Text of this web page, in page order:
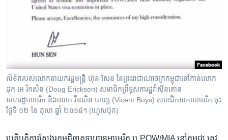
លិខិត​របស់​លោក​នាយករដ្ឋមន្ត្រី​ ហ៊ុន សែន នៃ​ព្រះរាជាណាចក្រកម្ពុជា​ទៅ​កាន់​លោក
ដុក អេ រិក​សិន​ ​(Doug Ericksen)​ សមាជិក​ព្រឹទ្ធសភា​រដ្ឋ​វ៉ាស៊ីនតោន​ ​
សហរដ្ឋអាមេរិក​ ​និងលោក​ ​វីនសិន បាយ្ស​ ​(Vicent Buys) សមាជិក​សភា​អាមេរិក ចុះ​
ថ្ងៃ​ទី ​១២ ខែ តុលា ឆ្នាំ ២០១៨។ (ហ្វេសប៊ុក)
​ប្រតិបត្តិការ​ស្វែងរក​អដ្ឋិធាតុ​ទាហាន​អាមេរិក​ ឬ​ ​POW​/​MIA​ ​នៅ​កម្ពុជា​ ​ត្រូវ​